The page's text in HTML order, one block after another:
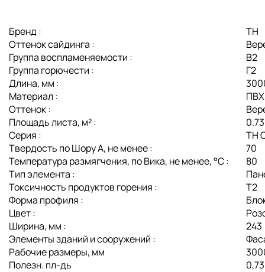
Бренд :
ТН
Оттенок сайдинга :
Группа воспламеняемости :
В2
Группа горючести :
Г2
Длина, мм :
Материал :
ПВХ
Оттенок :
Площадь листа, м² :
0.73
Серия :
ТН
Твердость по Шору А, не менее :
70
Температура размягчения, по Вика, не менее, °С :
80
Тип элемента :
Токсичность продуктов горения :
Т2
Форма профиля :
Цвет :
Ширина, мм :
243
Элементы зданий и сооружений :
Рабочие размеры, мм
Полезн. пл-дь